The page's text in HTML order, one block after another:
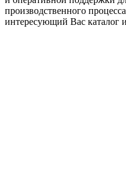
производственного
интересующий Вас каталог